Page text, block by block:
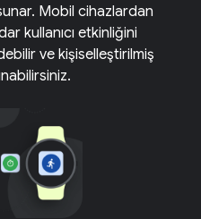
Mobil cihazlardan
kullanıcı etkinliğini
ve kişiselleştirilmiş